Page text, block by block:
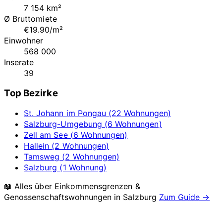
7 154 km²
Ø Bruttomiete
€19.90/m²
Einwohner
568 000
Inserate
39
Top Bezirke
St. Johann im Pongau (22 Wohnungen)
Salzburg-Umgebung (6 Wohnungen)
Zell am See (6 Wohnungen)
Hallein (2 Wohnungen)
Tamsweg (2 Wohnungen)
Salzburg (1 Wohnung)
📖 Alles über Einkommensgrenzen &
Genossenschaftswohnungen in Salzburg Zum Guide →